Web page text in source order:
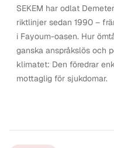
SEKEM har odlat
riktlinjer sedan 1990 –
i Fayoum-oasen. Hur
ganska anspråkslös och
klimatet: Den föredrar
mottaglig för sjukdomar.